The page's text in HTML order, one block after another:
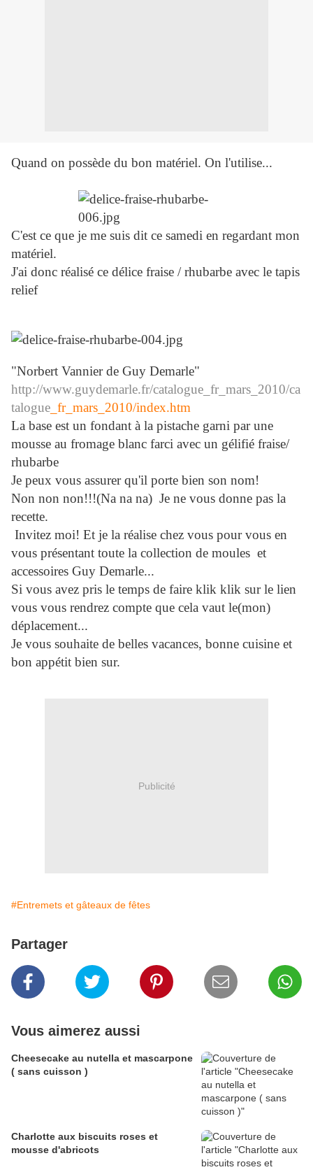
Quand on possède du bon matériel. On l'utilise...
C'est ce que je me suis dit ce samedi en regardant mon
matériel.
J'ai donc réalisé ce délice fraise / rhubarbe avec le tapis
relief
"Norbert Vannier de Guy Demarle"
http://www.guydemarle.fr/catalogue_fr_mars_2010/ca
talogue _fr_mars_2010/index.htm
La base est un fondant à la pistache garni par une
mousse au fromage blanc farci avec un gélifié fraise/
rhubarbe
Je peux vous assurer qu'il porte bien son nom!
Non non non!!!(Na na na) Je ne vous donne pas la
recette.
Invitez moi! Et je la réalise chez vous pour vous en
vous présentant toute la collection de moules et
accessoires Guy Demarle...
Si vous avez pris le temps de faire klik klik sur le lien
vous vous rendrez compte que cela vaut le(mon)
déplacement...
Je vous souhaite de belles vacances, bonne cuisine et
bon appétit bien sur.
Publicité
#Entremets et gâteaux de fêtes
Partager
Vous aimerez aussi
Cheesecake au nutella et mascarpone
( sans cuisson )
Charlotte aux biscuits roses et
mousse d'abricots